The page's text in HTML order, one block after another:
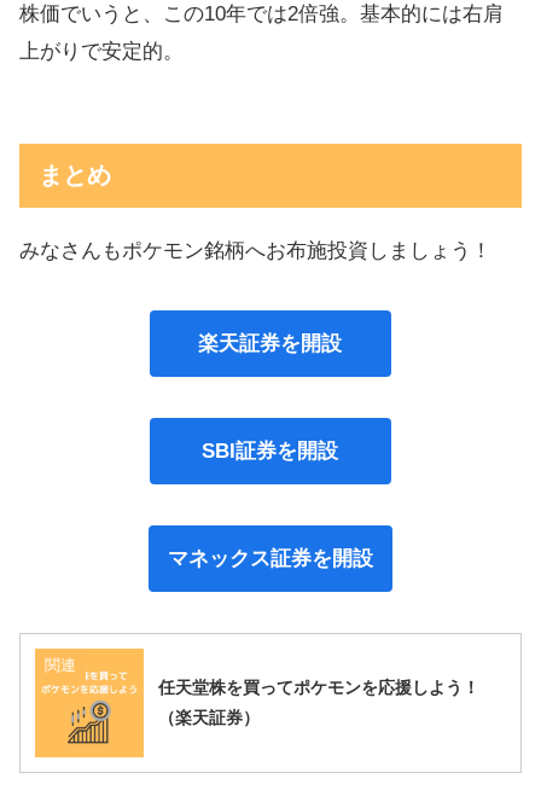
株価でいうと、この10年では2倍強。基本的には右肩
上がりで安定的。
まとめ
みなさんもポケモン銘柄へお布施投資しましょう！
楽天証券を開設
SBI証券を開設
マネックス証券を開設
関連
任天堂株を買ってポケモンを応援しよう！
（楽天証券）